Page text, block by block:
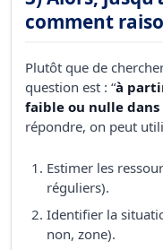
comment
Plutôt que de
question est : “à
faible ou nulle
répondre, on peut
Estimer les
réguliers).
Identifier la
non, zone).